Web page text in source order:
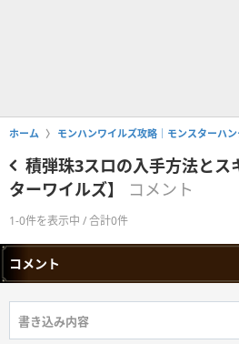
ホーム モンハンワイルズ攻略｜モンスターハ
積弾珠3スロの入手方法とス
ターワイルズ】
コメント
1-0件を表示中 / 合計0件
コメント